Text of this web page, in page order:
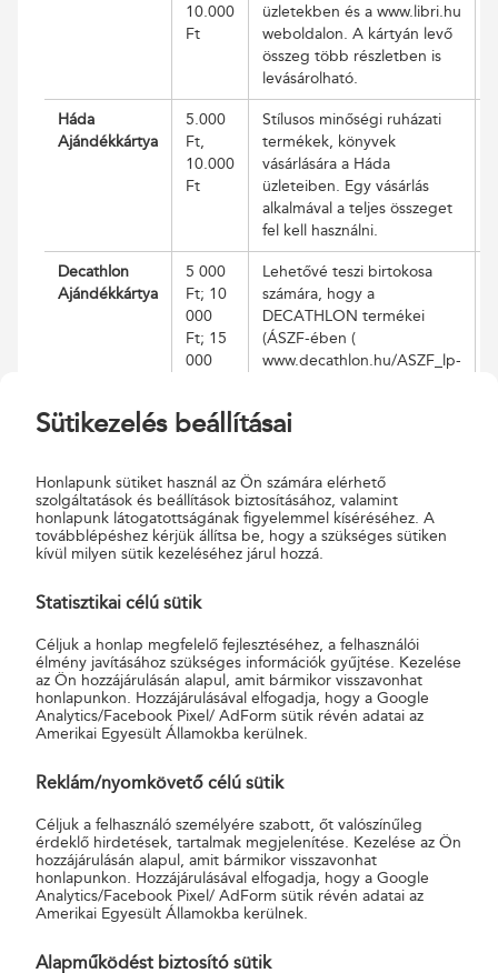
10.000
Ft
üzletekben és a www.libri.hu
weboldalon. A kártyán levő
összeg több részletben is
levásárolható.
Háda
Ajándékkártya
5.000
Ft,
10.000
Ft
Stílusos minőségi ruházati
termékek, könyvek
vásárlására a Háda
üzleteiben. Egy vásárlás
alkalmával a teljes összeget
fel kell használni.
Decathlon
Ajándékkártya
5 000
Ft; 10
000
Ft; 15
000
Ft; 25
Ft; 30
000
Ft; 40
000
Ft; 50
Lehetővé teszi birtokosa
számára, hogy a
DECATHLON termékei
(ÁSZF-ében (
www.decathlon.hu/ASZF_lp-
azzal fizessen az ÁSZF-ében
áruházaiban és a
weboldalon, illetve
applikációjában online.
Az Ajándékkártya
bármennyi termék
lévő összeg, vagy le nem jár
az érvényessége.
Nem váltható készpénzre,
azonban szükség esetén
más fizetőeszközökkel
vele.
Paysafecard
5.000
Ft;
10.000
Ft,
15.000
25.000
A Paysafecard fizetési
logóval ellátott
webshopokban lehet
beváltani például: Játékok;
Streaming és letöltési
Playstation.
Sütikezelés beállításai
Honlapunk sütiket használ az Ön számára elérhető
szolgáltatások és beállítások biztosításához, valamint
honlapunk látogatottságának figyelemmel kíséréséhez. A
továbblépéshez kérjük állítsa be, hogy a szükséges sütiken
kívül milyen sütik kezeléséhez járul hozzá.
Statisztikai célú sütik
Céljuk a honlap megfelelő fejlesztéséhez, a felhasználói
élmény javításához szükséges információk gyűjtése. Kezelése
az Ön hozzájárulásán alapul, amit bármikor visszavonhat
honlapunkon. Hozzájárulásával elfogadja, hogy a Google
Analytics/Facebook Pixel/ AdForm sütik révén adatai az
Amerikai Egyesült Államokba kerülnek.
Reklám/nyomkövető célú sütik
Céljuk a felhasználó személyére szabott, őt valószínűleg
érdeklő hirdetések, tartalmak megjelenítése. Kezelése az Ön
hozzájárulásán alapul, amit bármikor visszavonhat
honlapunkon. Hozzájárulásával elfogadja, hogy a Google
Analytics/Facebook Pixel/ AdForm sütik révén adatai az
Amerikai Egyesült Államokba kerülnek.
Alapműködést biztosító sütik